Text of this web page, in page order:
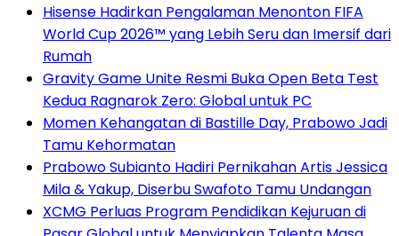
Hisense Hadirkan Pengalaman Menonton FIFA
World Cup 2026™ yang Lebih Seru dan Imersif dari
Rumah
Gravity Game Unite Resmi Buka Open Beta Test
Kedua Ragnarok Zero: Global untuk PC
Momen Kehangatan di Bastille Day, Prabowo Jadi
Tamu Kehormatan
Prabowo Subianto Hadiri Pernikahan Artis Jessica
Mila & Yakup, Diserbu Swafoto Tamu Undangan
XCMG Perluas Program Pendidikan Kejuruan di